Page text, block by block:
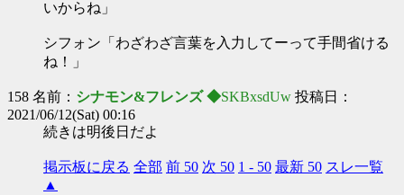
いからね」
シフォン「わざわざ言葉を入力してーって手間省ける
ね！」
158 名前： シナモン&フレンズ ◆SKBxsdUw 投稿日：
2021/06/12(Sat) 00:16
続きは明後日だよ
掲示板に戻る 全部 前 50 次 50 1 - 50 最新 50 スレ一覧
▲